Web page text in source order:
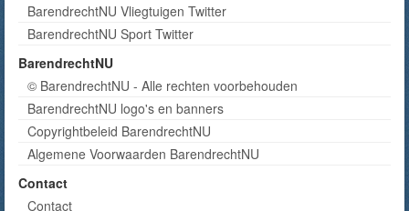
BarendrechtNU Vliegtuigen Twitter
BarendrechtNU Sport Twitter
BarendrechtNU
© BarendrechtNU - Alle rechten voorbehouden
BarendrechtNU logo's en banners
Copyrightbeleid BarendrechtNU
Algemene Voorwaarden BarendrechtNU
Contact
Contact